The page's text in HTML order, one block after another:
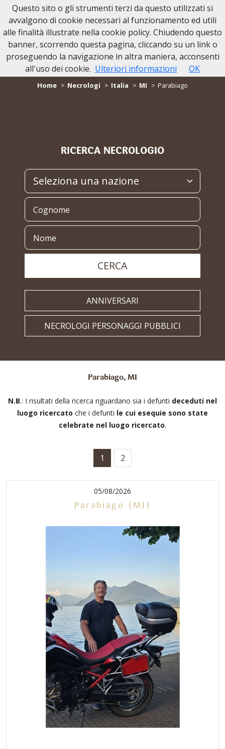
NECROLOGI Parabiago
Home Necrologi Italia MI Parabiago
RICERCA NECROLOGIO
CERCA
ANNIVERSARI
NECROLOGI PERSONAGGI PUBBLICI
Parabiago, MI
N.B.: I risultati della ricerca riguardano sia i defunti deceduti nel
luogo ricercato che i defunti le cui esequie sono state
celebrate nel luogo ricercato.
1 2
05/08/2026
Parabiago (MI)
Questo sito o gli strumenti terzi da questo utilizzati si
avvalgono di cookie necessari al funzionamento ed utili
alle finalità illustrate nella cookie policy. Chiudendo questo
banner, scorrendo questa pagina, cliccando su un link o
proseguendo la navigazione in altra maniera, acconsenti
all'uso dei cookie. Ulteriori informazioni OK